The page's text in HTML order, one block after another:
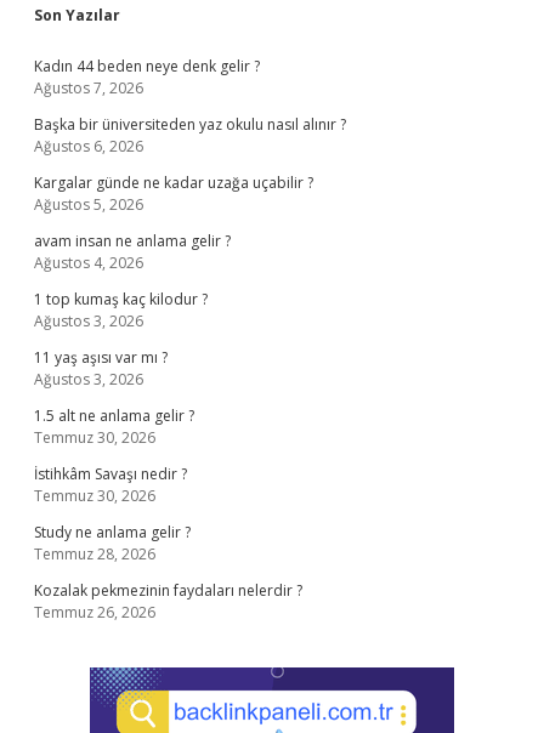
Sidebar
Son Yazılar
Kadın 44 beden neye denk gelir ?
Ağustos 7, 2026
Başka bir üniversiteden yaz okulu nasıl alınır ?
Ağustos 6, 2026
Kargalar günde ne kadar uzağa uçabilir ?
Ağustos 5, 2026
avam insan ne anlama gelir ?
Ağustos 4, 2026
1 top kumaş kaç kilodur ?
Ağustos 3, 2026
11 yaş aşısı var mı ?
Ağustos 3, 2026
1.5 alt ne anlama gelir ?
Temmuz 30, 2026
İstihkâm Savaşı nedir ?
Temmuz 30, 2026
Study ne anlama gelir ?
Temmuz 28, 2026
Kozalak pekmezinin faydaları nelerdir ?
Temmuz 26, 2026